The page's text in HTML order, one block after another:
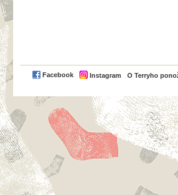
Facebook Instagram O Terryho